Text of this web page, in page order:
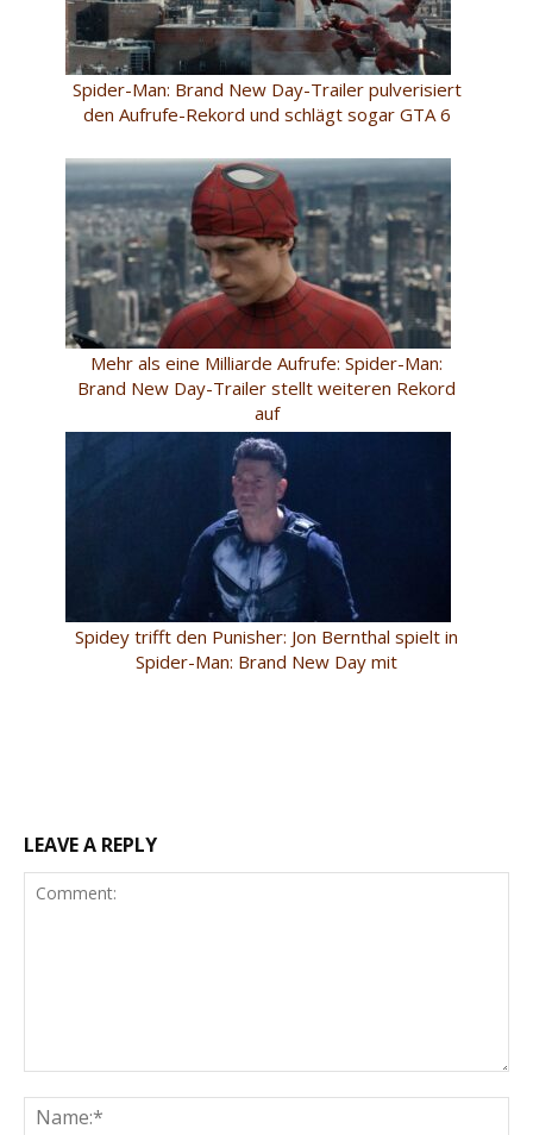
Spider-Man: Brand New Day-Trailer pulverisiert
den Aufrufe-Rekord und schlägt sogar GTA 6
Mehr als eine Milliarde Aufrufe: Spider-Man:
Brand New Day-Trailer stellt weiteren Rekord
auf
Spidey trifft den Punisher: Jon Bernthal spielt in
Spider-Man: Brand New Day mit
LEAVE A REPLY